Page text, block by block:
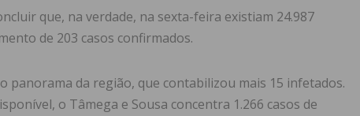
que, na verdade, na sexta-feira existiam 24.987
de 203 casos confirmados.
panorama da região, que contabilizou mais 15 infetados.
o Tâmega e Sousa concentra 1.266 casos de